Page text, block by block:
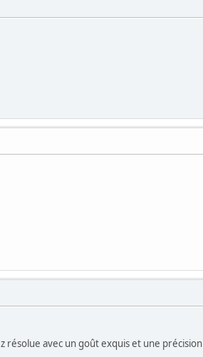
résolue avec un goût exquis et une précision